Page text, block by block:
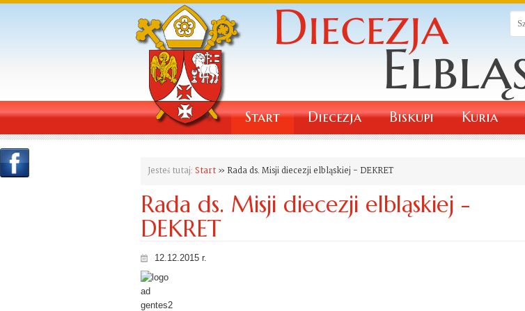
Start Diecezja Biskupi Kuria
Jesteś tutaj: Start » Rada ds. Misji diecezji elbląskiej - DEKRET
Rada ds. Misji diecezji elbląskiej -
DEKRET
12.12.2015 r.